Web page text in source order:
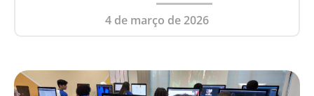
4 de março de 2026